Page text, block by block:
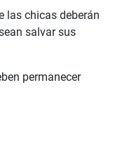
las chicas deberán
salvar sus
permanecer